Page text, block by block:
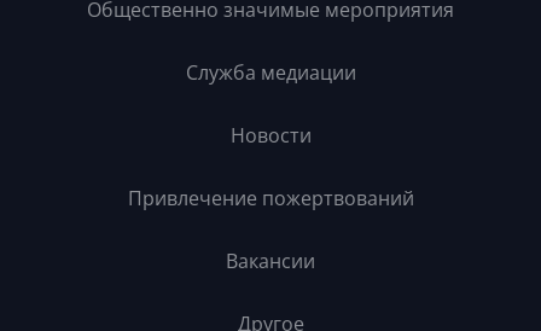
Общественно значимые мероприятия
Служба медиации
Новости
Привлечение пожертвований
Вакансии
Другое